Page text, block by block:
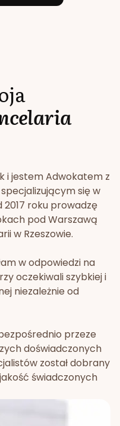
i jestem Adwokatem z
się w
roku prowadzę
pod Warszawą
w Rzeszowie.
w odpowiedzi na
oczekiwali szybkiej i
niezależnie od
przeze
doświadczonych
został dobrany
świadczonych